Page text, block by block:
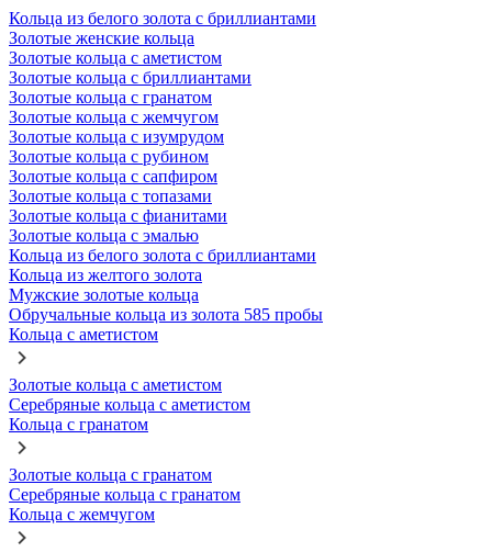
Кольца из белого золота с бриллиантами
Золотые женские кольца
Золотые кольца с аметистом
Золотые кольца с бриллиантами
Золотые кольца с гранатом
Золотые кольца с жемчугом
Золотые кольца с изумрудом
Золотые кольца с рубином
Золотые кольца с сапфиром
Золотые кольца с топазами
Золотые кольца с фианитами
Золотые кольца с эмалью
Кольца из белого золота с бриллиантами
Кольца из желтого золота
Мужские золотые кольца
Обручальные кольца из золота 585 пробы
Кольца с аметистом
Золотые кольца с аметистом
Серебряные кольца с аметистом
Кольца с гранатом
Золотые кольца с гранатом
Серебряные кольца с гранатом
Кольца с жемчугом